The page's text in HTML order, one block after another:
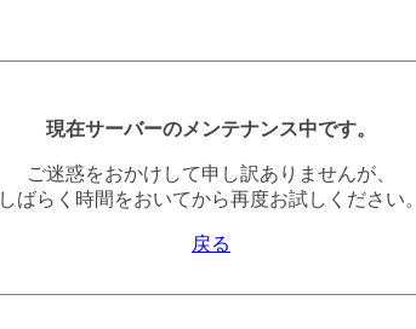
現在サーバーのメンテナンス中です。
ご迷惑をおかけして申し訳ありませんが、
しばらく時間をおいてから再度お試しください。
戻る